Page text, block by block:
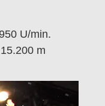
U/min.
m